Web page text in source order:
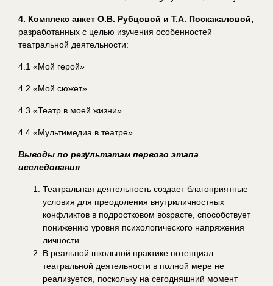
4. Комплекс анкет О.В. Рубцовой и Т.А. Поскакаловой,
разработанных с целью изучения особенностей
театральной деятельности:
4.1 «Мой герой»
4.2 «Мой сюжет»
4.3 «Театр в моей жизни»
4.4.«Мультимедиа в театре»
Выводы по результатам первого этапа
исследования
Театральная деятельность создает благоприятные
условия для преодоления внутриличностных
конфликтов в подростковом возрасте, способствует
понижению уровня психологического напряжения
личности.
В реальной школьной практике потенциал
театральной деятельности в полной мере не
реализуется, поскольку на сегодняшний момент